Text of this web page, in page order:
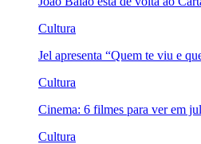
Cultura
Jel apresenta “Quem te viu e
Cultura
Cinema: 6 filmes para ver em
Cultura